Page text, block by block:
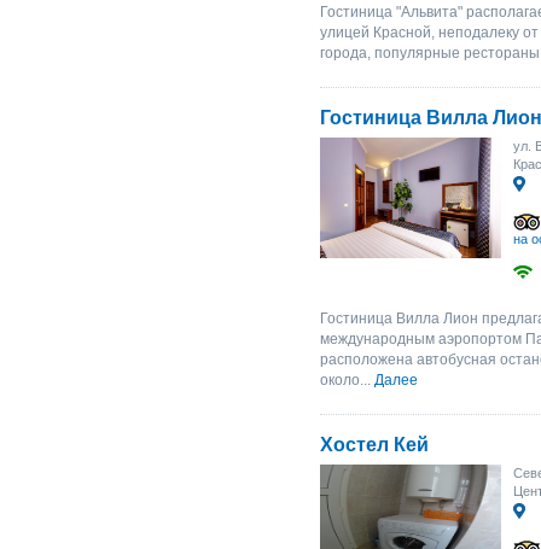
Гостиница "Альвита"
улицей Красной, неподалеку
города, популярные
Гостиница Вилла Лион
ул.
на
Гостиница Вилла Лион
международным аэропортом
расположена автобусная
около... Далее
Хостел Кей